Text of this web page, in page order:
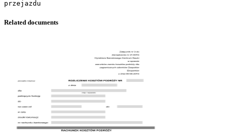
Related documents